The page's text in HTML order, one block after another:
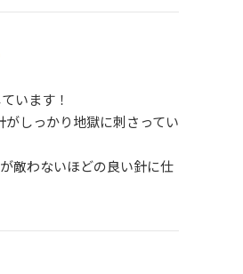
います！
しっかり地獄に刺さってい
敵わないほどの良い針に仕